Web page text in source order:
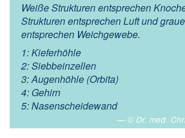
Weiße Strukturen entsprechen
Strukturen entsprechen Luft und
entsprechen Weichgewebe.
1: Kieferhöhle
2: Siebbeinzellen
3: Augenhöhle (Orbita)
4: Gehirn
5: Nasenscheidewand
© Dr. med.